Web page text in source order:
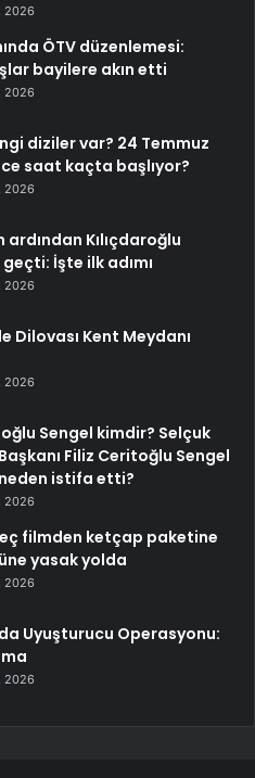
2026
ÖTV düzenlemesi:
bayilere akın etti
2026
diziler var? 24 Temmuz
saat kaçta başlıyor?
2026
ardından Kılıçdaroğlu
İşte ilk adımı
2026
Dilovası Kent Meydanı
2026
Sengel kimdir? Selçuk
Filiz Ceritoğlu Sengel
neden istifa etti?
2026
filmden ketçap paketine
yasak yolda
2026
Uyuşturucu Operasyonu:
2026